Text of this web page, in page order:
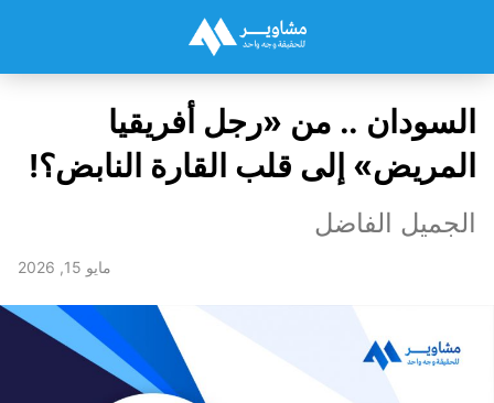
السودان .. من «رجل أفريقيا
المريض» إلى قلب القارة النابض؟!
الجميل الفاضل
مايو 15, 2026